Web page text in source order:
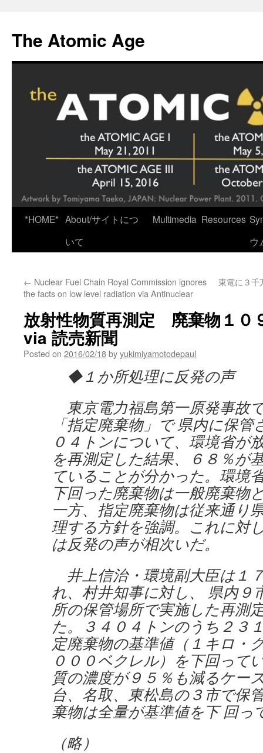
content
The Atomic Age
*HOME* About/サイトにつ
いて
Multimedia Resources
ウ
← Nuclear Fuel Chain Royal Commission ignores
the facts on low level radiation via Antinuclear
東電に３
放射性物質再測定 廃棄物１０
via 読売新聞
Posted on 2016/02/18byyukimiyamotodepaul
◆１か所処理に反発の声
東京電力福島第一原発事故
「指定廃棄物」で 県内に保
０４トンについて、環境省が
を再測定した結果、６８％が
ていることが分かった。環境
下回った廃棄物は一般廃棄物
一方、指定廃棄物は従来通り
理する方針を強調。これに対
は反発の声が相次いだ。
井上信治・環境副大臣は１
れ、村井知事に対し、 県内９
所の保管場所で実施した再測
た。３４０４トンのうち２３
定廃棄物の基準値（１キロ・
０００ベクレル）を下回って
質の濃度が９５％も減るケー
台、名取、東松島の３市で保
棄物は全量が基準値を下 回っ
（略）